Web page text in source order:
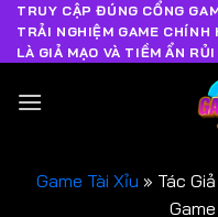
TRUY CẬP ĐÚNG CỔNG
TRẢI NGHIỆM GAME
LÀ GIẢ MẠO VÀ TIỀM ẨN
Game Tài Xỉu » Tác